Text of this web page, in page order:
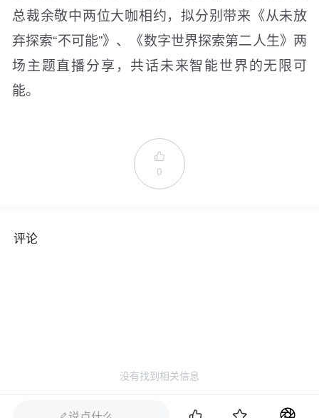
总裁余敬中两位大咖相约，拟分别带来《从未放
弃探索“不可能”》、《数字世界探索第二人生》两
场主题直播分享，共话未来智能世界的无限可
能。

0
评论
没有找到相关信息
